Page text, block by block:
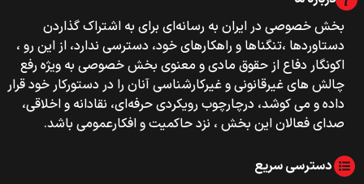
بخش خصوصی‌‌ در ایران به رسانه‌ای برای به اشتراک گذاردن
دستاوردها ،تنگناها و راهکارهای خود، دسترسی ندارد، از این رو ،
اکونگار دفاع از حقوق مادی و معنوی بخش خصوصی به ویژه رفع
چالش های غیرقانونی و غیرکارشناسی آنان را در دستورکار خود قرار
داده و می کوشد، درچارچوب رویکردی حرفه‌ای، نقادانه و اخلاقی،
صدای فعالان این بخش ، نزد حاکمیت و افکارعمومی باشد.
دسترسی سریع